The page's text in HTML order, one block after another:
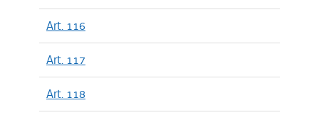
Art. 116
Art. 117
Art. 118